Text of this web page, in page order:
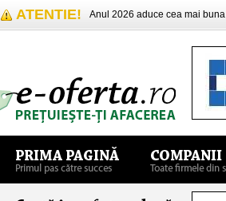
ATENTIE! Anul 2026 aduce cea mai buna